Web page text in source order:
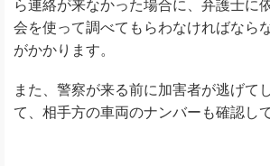
ら連絡が来なかった場合に、弁護士に
会を使って調べてもらわなければなら
がかかります。
また、警察が来る前に加害者が逃げて
て、相手方の車両のナンバーも確認し